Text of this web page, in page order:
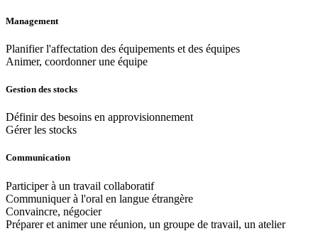
Management
Planifier l'affectation des équipements et des équipes
Animer, coordonner une équipe
Gestion des stocks
Définir des besoins en approvisionnement
Gérer les stocks
Communication
Participer à un travail collaboratif
Communiquer à l'oral en langue étrangère
Convaincre, négocier
Préparer et animer une réunion, un groupe de travail, un atelier